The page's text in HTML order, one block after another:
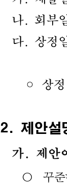
나
회부
다. 상정
◦ 상정
2. 제안설
가
제안
꾸준